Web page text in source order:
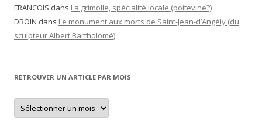
FRANCOIS dans La grimolle, spécialité locale (poitevine?)
DROIN dans Le monument aux morts de Saint-Jean-d’Angély (du
sculpteur Albert Bartholomé)
RETROUVER UN ARTICLE PAR MOIS
Retrouver
un
article